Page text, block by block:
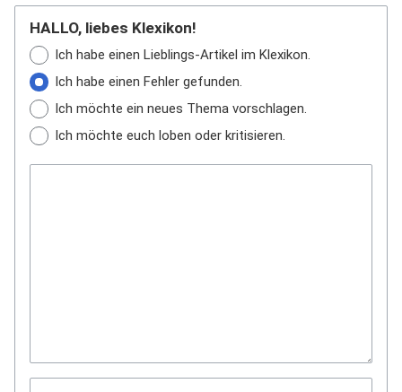
HALLO, liebes Klexikon!
Ich habe einen Lieblings-Artikel im Klexikon.
Ich habe einen Fehler gefunden.
Ich möchte ein neues Thema vorschlagen.
Ich möchte euch loben oder kritisieren.